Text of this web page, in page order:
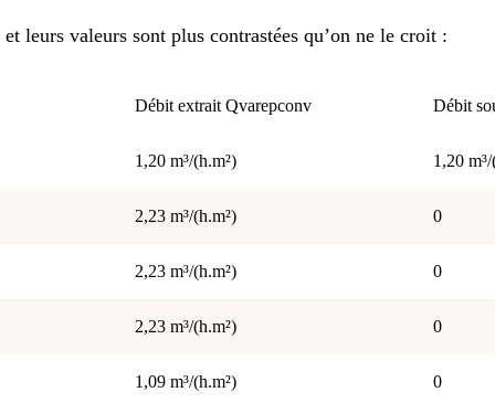
leurs valeurs sont plus contrastées qu’on ne le croit :
Débit extrait Qvarepconv Débit
1,20 m³/(h.m²) 1,20
2,23 m³/(h.m²) 0
2,23 m³/(h.m²) 0
2,23 m³/(h.m²) 0
1,09 m³/(h.m²) 0